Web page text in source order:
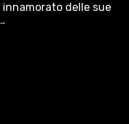
innamorato delle sue